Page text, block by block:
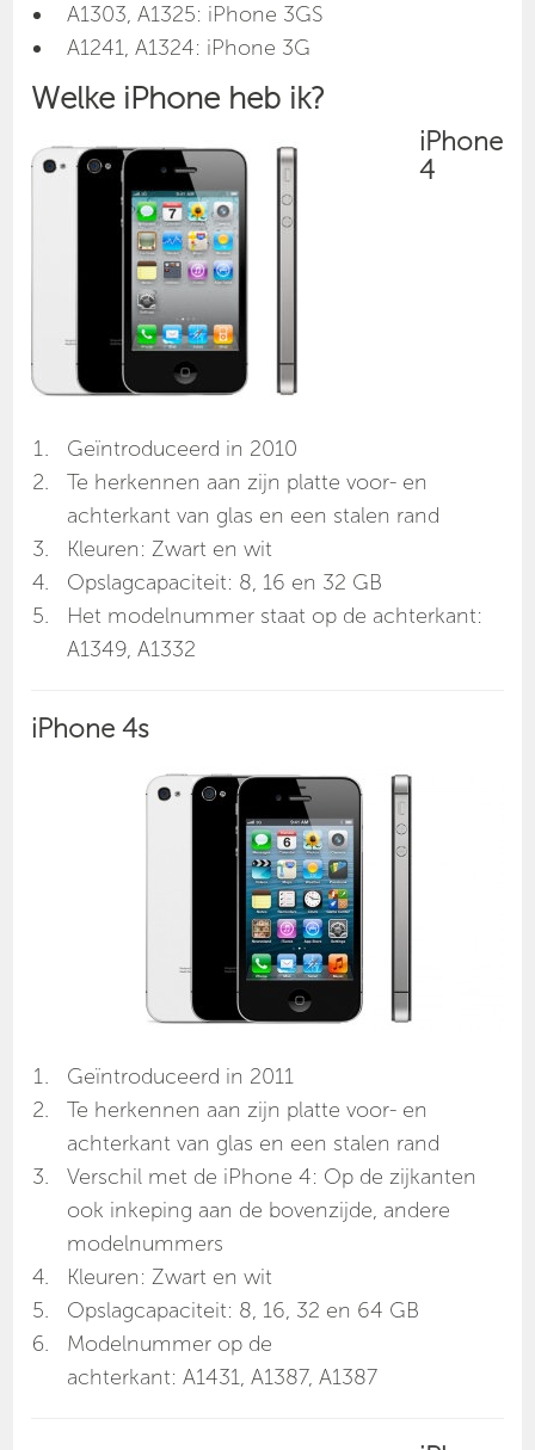
A1303, A1325: iPhone 3GS
A1241, A1324: iPhone 3G
Welke iPhone heb ik?
iPhone
4
Geïntroduceerd in 2010
Te herkennen aan zijn platte voor- en
achterkant van glas en een stalen rand
Kleuren: Zwart en wit
Opslagcapaciteit: 8, 16 en 32 GB
Het modelnummer staat op de achterkant:
A1349, A1332
iPhone 4s
Geïntroduceerd in 2011
Te herkennen aan zijn platte voor- en
achterkant van glas en een stalen rand
Verschil met de iPhone 4: Op de zijkanten
ook inkeping aan de bovenzijde, andere
modelnummers
Kleuren: Zwart en wit
Opslagcapaciteit: 8, 16, 32 en 64 GB
Modelnummer op de
achterkant: A1431, A1387, A1387